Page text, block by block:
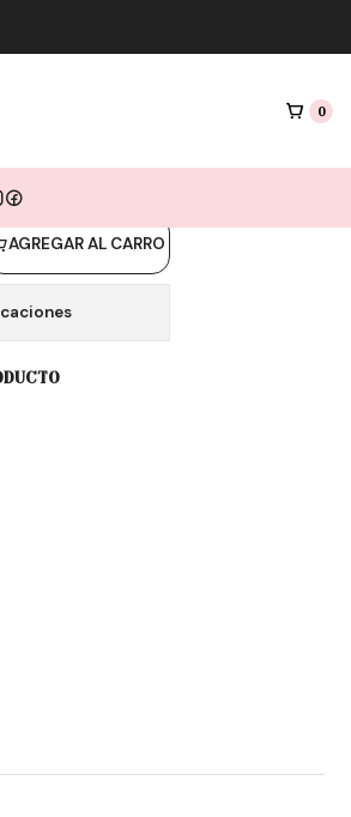
0
BLACK
con Mercado pago🔥
AGREGAR AL CARRO